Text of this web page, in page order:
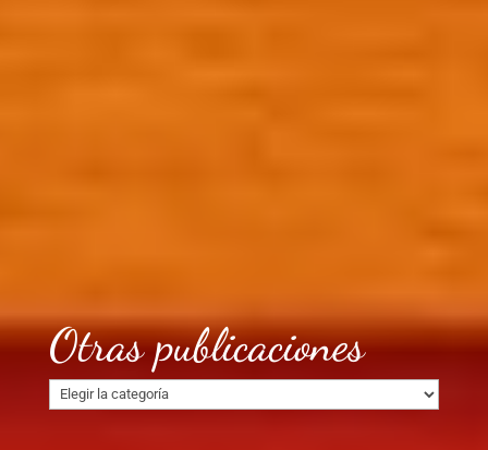
Otras publicaciones
Otras
publicaciones